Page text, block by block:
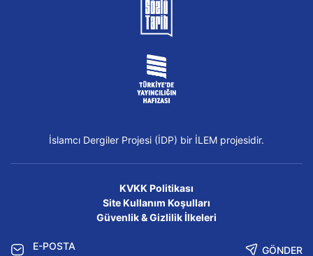
İslamcı Dergiler Projesi (İDP) bir İLEM projesidir.
KVKK Politikası
Site Kullanım Koşulları
Güvenlik & Gizlilik İlkeleri
GÖNDER